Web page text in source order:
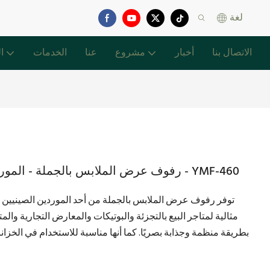
لغة
الخدمات عنا مشروع أخبار الاتصال بنا
رفوف عرض الملابس بالجملة - المورد الصيني - النمط الأنيق - البيع الساخن - YMF-460
توفر رفوف عرض الملابس بالجملة من أحد الموردين الصينيين
مثالية لمتاجر البيع بالتجزئة والبوتيكات والمعارض التجارية
بطريقة منظمة وجذابة بصريًا. كما أنها مناسبة للاستخدام في